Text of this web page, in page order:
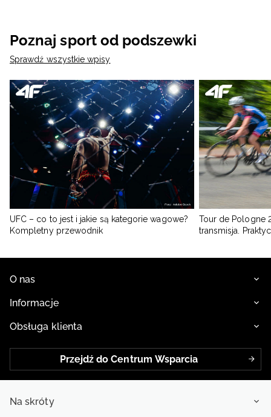
Poznaj sport od podszewki
Sprawdź wszystkie wpisy
UFC – co to jest i jakie są kategorie wagowe?
Kompletny przewodnik
Tour de Pologne
transmisja.
O nas
Informacje
Obsługa klienta
Przejdź do Centrum Wsparcia
Na skróty